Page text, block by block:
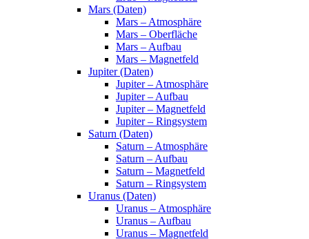
Mars (Daten)
Mars – Atmosphäre
Mars – Oberfläche
Mars – Aufbau
Mars – Magnetfeld
Jupiter (Daten)
Jupiter – Atmosphäre
Jupiter – Aufbau
Jupiter – Magnetfeld
Jupiter – Ringsystem
Saturn (Daten)
Saturn – Atmosphäre
Saturn – Aufbau
Saturn – Magnetfeld
Saturn – Ringsystem
Uranus (Daten)
Uranus – Atmosphäre
Uranus – Aufbau
Uranus – Magnetfeld